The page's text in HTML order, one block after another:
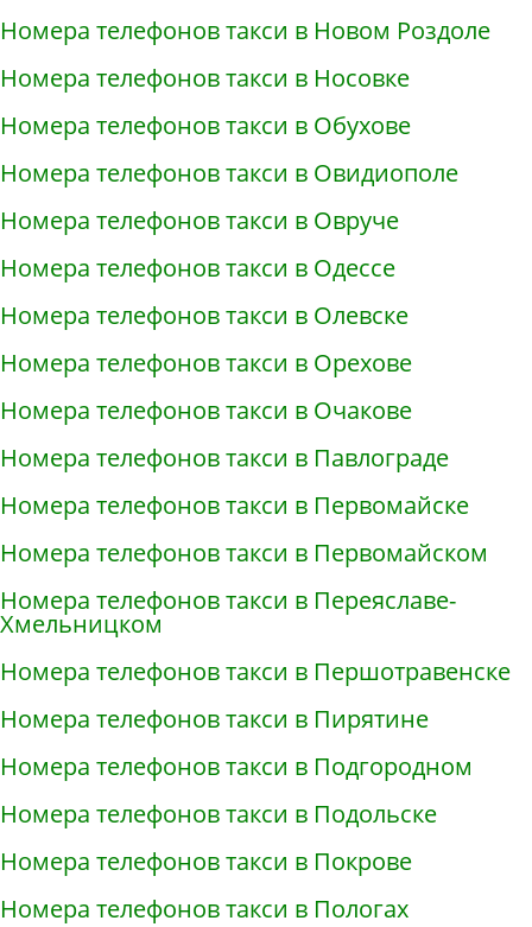
Номера телефонов такси в Новом Роздоле
Номера телефонов такси в Носовке
Номера телефонов такси в Обухове
Номера телефонов такси в Овидиополе
Номера телефонов такси в Овруче
Номера телефонов такси в Одессе
Номера телефонов такси в Олевске
Номера телефонов такси в Орехове
Номера телефонов такси в Очакове
Номера телефонов такси в Павлограде
Номера телефонов такси в Первомайске
Номера телефонов такси в Первомайском
Номера телефонов такси в Переяславе-
Хмельницком
Номера телефонов такси в Першотравенске
Номера телефонов такси в Пирятине
Номера телефонов такси в Подгородном
Номера телефонов такси в Подольске
Номера телефонов такси в Покрове
Номера телефонов такси в Пологах